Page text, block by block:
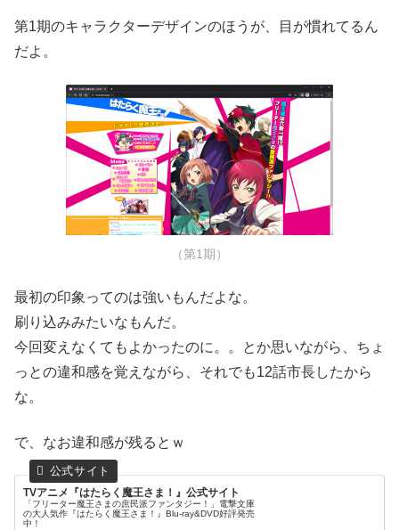
第1期のキャラクターデザインのほうが、目が慣れてるん
だよ。
（第1期）
最初の印象ってのは強いもんだよな。
刷り込みみたいなもんだ。
今回変えなくてもよかったのに。。とか思いながら、ちょ
っとの違和感を覚えながら、それでも12話市長したから
な。
で、なお違和感が残るとｗ
TVアニメ『はたらく魔王さま！』公式サイト
「フリーター魔王さまの庶民派ファンタジー！」電撃文庫
の大人気作『はたらく魔王さま！』Blu-ray&DVD好評発売
中！